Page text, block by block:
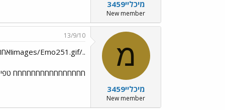
מיכליי3459
New member
מ
מיכליי3459
New member
13/9/10
../images/Emo251.gifואחרונה../images/Emo26.gifלוקה וטפי../images/Emo6.gif../images/Emo251.gif
חחחחחחחחחחחחחחחח טפי